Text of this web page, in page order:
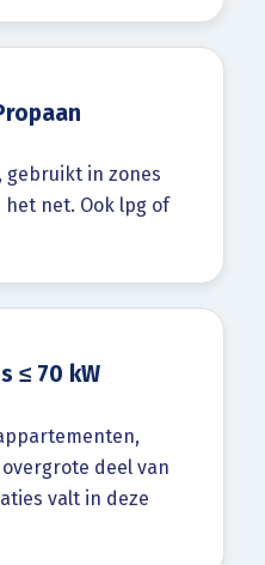
gebruikt in zones
net. Ook lpg of
≤ 70 kW
deel van
valt in deze